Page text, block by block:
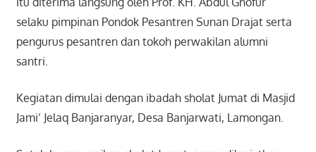
selaku pimpinan Pondok Pesantren Sunan Drajat serta
pengurus pesantren dan tokoh perwakilan alumni
santri.
Kegiatan dimulai dengan ibadah sholat Jumat di Masjid
Jami’ Jelaq Banjaranyar, Desa Banjarwati, Lamongan.